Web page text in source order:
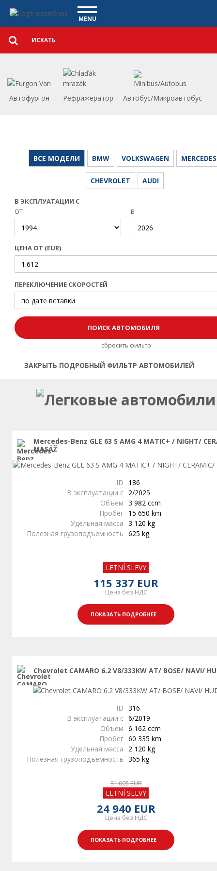
автомобили - VanscentreNavigace
MENU
КОММЕРЧЕСКИЕ АВТОМОБИЛИ
АВТОМОБИЛИ
ЧТО МЫ ПРЕДЛАГАЕМ
ФИНАНСИРОВАНИЕ
CСЫЛКА
Подробный
поиск Искать
Автофургон Рефрижератор Автобус/Микроавтобус
ВСЕ МОДЕЛИ BMW VOLKSWAGEN MERCEDES
CHEVROLET AUDI
В ЭКСПЛУАТАЦИИ С
ОТ
В
ЦЕНА ОТ (EUR)
ПЕРЕКЛЮЧЕНИЕ СКОРОСТЕЙ
сбросить фильтр
ЗАКРЫТЬ ПОДРОБНЫЙ ФИЛЬТР АВТОМОБИЛЕЙ
Открыть | Закрыть фильтр
Легковые автомобили
Mercedes-Benz GLE 63 S AMG 4 MATIC+ / NIGHT/
MASÁŽ
ID
186
В эксплуатации с 2/2025
Объем 3 982 ccm
Пробег 15 650 km
Удельная масса 3 120 kg
Полезная грузоподъемность 625 kg
LETNÍ SLEVY
115 337 EUR
Цена без НДС
ПОКАЗАТЬ ПОДРОБНЕЕ
Chevrolet CAMARO 6.2 V8/333KW AT/ BOSE/ NAVI/
ID 316
В эксплуатации с 6/2019
Объем 6 162 ccm
Пробег 60 335 km
Удельная масса
2 120 kg
Полезная грузоподъемность 365 kg
31 005 EUR
LETNÍ SLEVY
24 940 EUR
Цена без НДС
ПОКАЗАТЬ ПОДРОБНЕЕ